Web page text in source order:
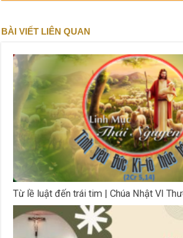
BÀI VIẾT LIÊN QUAN
Từ lề luật đến trái tim | Chúa Nhật VI